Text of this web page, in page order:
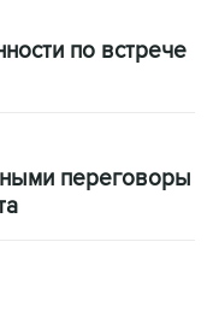
по встрече
переговоры